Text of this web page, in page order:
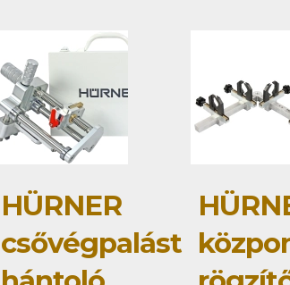
HÜRNER
csővégpalást